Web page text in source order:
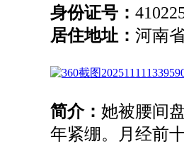
身份证号 ：
居住地址 ： 河南
简介： 她被腰间
年紧绷。
月经前